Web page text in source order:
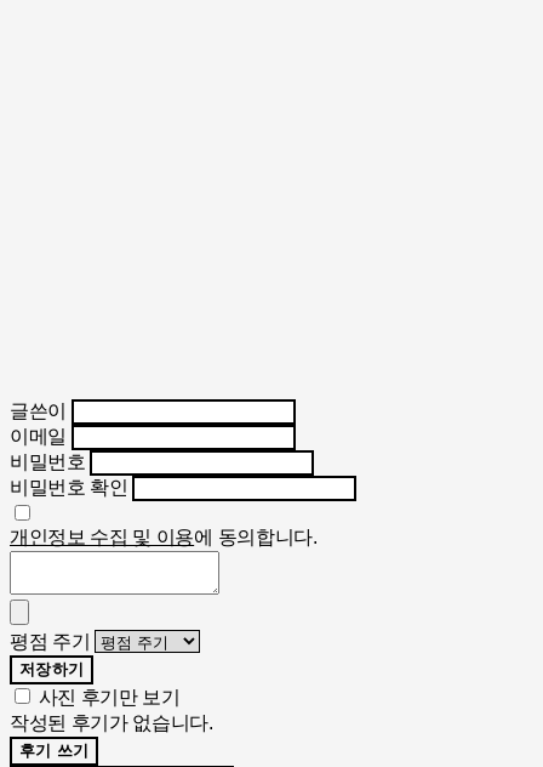
글쓴이
이메일
비밀번호
비밀번호 확인
개인정보 수집 및 이용에 동의합니다.
평점 주기
저장하기
사진 후기만 보기
작성된 후기가 없습니다.
후기 쓰기